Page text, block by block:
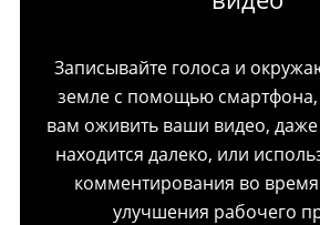
Записывайте голоса и
земле с помощью смартфона,
вам оживить ваши видео,
находится далеко, или
комментирования во
улучшения рабочего